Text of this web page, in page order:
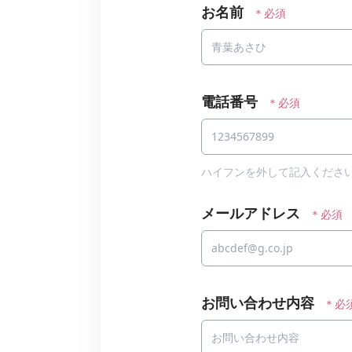
お名前 ＊必須
電話番号 ＊必須
ハイフンを外して記入くださ
メールアドレス ＊必須
お問い合わせ内容 ＊必